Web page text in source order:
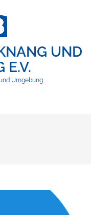
UND
E.V.
Umgebung